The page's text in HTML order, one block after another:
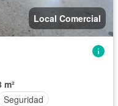
Local Comercial
m²
Seguridad